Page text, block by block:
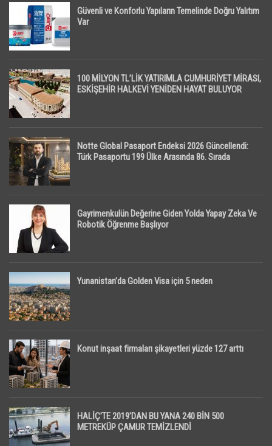
Güvenli ve Konforlu Yapıların Temelinde Doğru Yalıtım
Var
100 MİLYON TL’LİK YATIRIMLA CUMHURİYET MİRASI,
ESKİŞEHİR HALKEVİ YENİDEN HAYAT BULUYOR
Notte Global Pasaport Endeksi 2026 Güncellendi:
Türk Pasaportu 199 Ülke Arasında 86. Sırada
Gayrimenkulün Değerine Giden Yolda Yapay Zeka Ve
Robotik Öğrenme Başlıyor
Yunanistan’da Golden Visa için 5 neden
Konut inşaat firmaları şikayetleri yüzde 127 arttı
HALİÇ’TE 2019’DAN BU YANA 240 BİN 500
METREKÜP ÇAMUR TEMİZLENDİ